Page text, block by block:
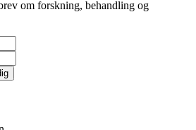
om forskning, behandling og